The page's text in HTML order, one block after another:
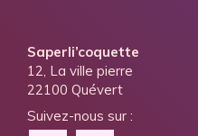
Saperli’coquette
12, La ville pierre
22100 Quévert
Suivez-nous sur :